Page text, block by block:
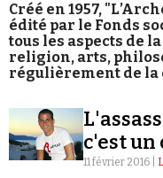
Créé en 1957,
édité par le Fonds
tous les aspects de
religion, arts,
régulièrement de
c'est un
11 février 2016 |